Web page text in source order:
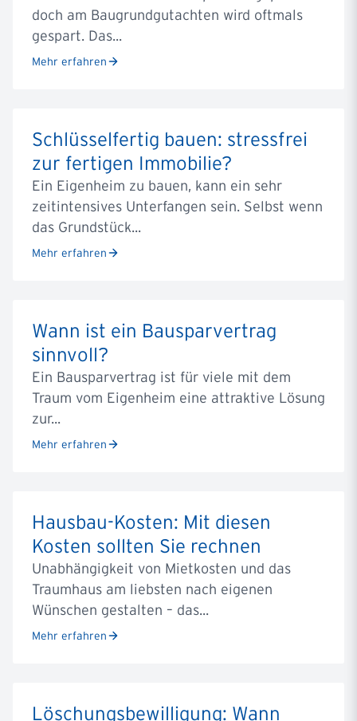
doch am Baugrundgutachten wird oftmals
gespart. Das...
Mehr erfahren
Schlüsselfertig bauen: stressfrei
zur fertigen Immobilie?
Ein Eigenheim zu bauen, kann ein sehr
zeitintensives Unterfangen sein. Selbst wenn
das Grundstück...
Mehr erfahren
Wann ist ein Bausparvertrag
sinnvoll?
Ein Bausparvertrag ist für viele mit dem
Traum vom Eigenheim eine attraktive Lösung
zur...
Mehr erfahren
Hausbau-Kosten: Mit diesen
Kosten sollten Sie rechnen
Unabhängigkeit von Mietkosten und das
Traumhaus am liebsten nach eigenen
Wünschen gestalten – das...
Mehr erfahren
Löschungsbewilligung: Wann